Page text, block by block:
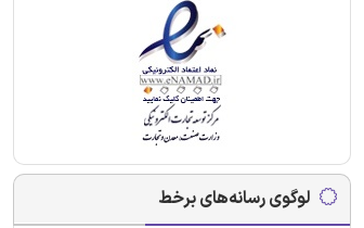
لوگوی رسانه‌های برخط